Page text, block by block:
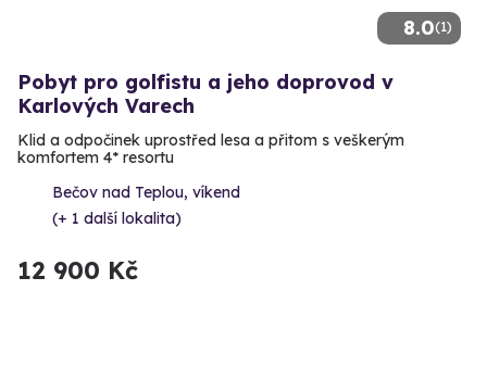
8.0(1)
Pobyt pro golfistu a jeho doprovod v
Karlových Varech
Klid a odpočinek uprostřed lesa a přitom s veškerým
komfortem 4* resortu
Bečov nad Teplou, víkend
(+ 1 další lokalita)
12 900 Kč